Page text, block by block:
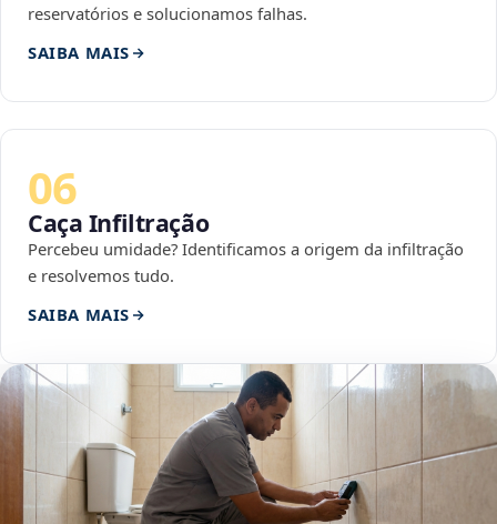
reservatórios e solucionamos falhas.
SAIBA MAIS
06
Caça Infiltração
Percebeu umidade? Identificamos a origem da infiltração
e resolvemos tudo.
SAIBA MAIS